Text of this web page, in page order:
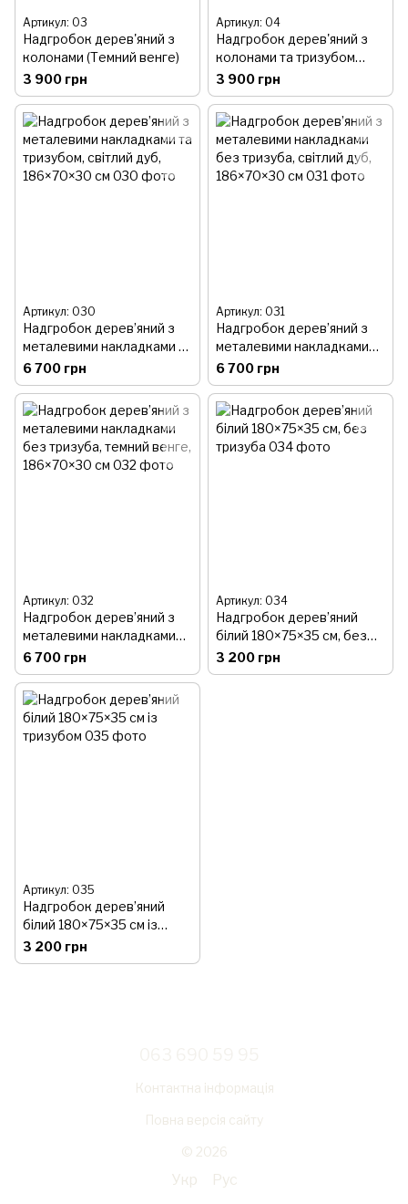
Артикул: 03
Надгробок дерев'яний з
колонами (Темний венге)
3 900 грн
Артикул: 04
Надгробок дерев'яний з
колонами та тризубом
(Темний венге)
3 900 грн
Артикул: 030
Надгробок дерев’яний з
металевими накладками та
тризубом, світлий дуб,
186×70×30 см
6 700 грн
Артикул: 031
Надгробок дерев’яний з
металевими накладками
без тризуба, світлий дуб,
186×70×30 см
6 700 грн
Артикул: 032
Надгробок дерев’яний з
металевими накладками
без тризуба, темний венге,
186×70×30 см
6 700 грн
Артикул: 034
Надгробок дерев’яний
білий 180×75×35 см, без
тризуба
3 200 грн
Артикул: 035
Надгробок дерев’яний
білий 180×75×35 см із
тризубом
3 200 грн
Контактна інформація
Повна версія сайту
© 2026
Укр Рус